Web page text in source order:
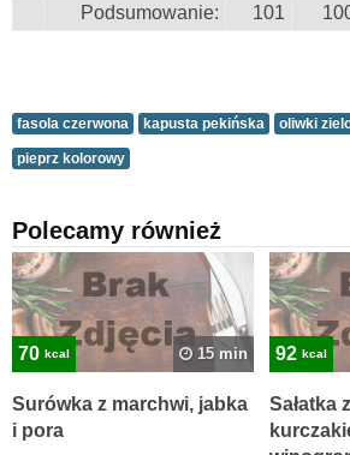
Podsumowanie: 101
fasola czerwona kapusta pekińska oliwki
pieprz kolorowy
Polecamy również
70 kcal 15 min
Surówka z marchwi, jabka
i pora
92 kcal
Sałatka